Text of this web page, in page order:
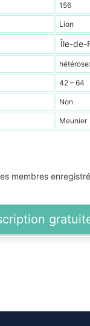
156
Lion
Île-de-
42 – 64
Non
Meunier
membres